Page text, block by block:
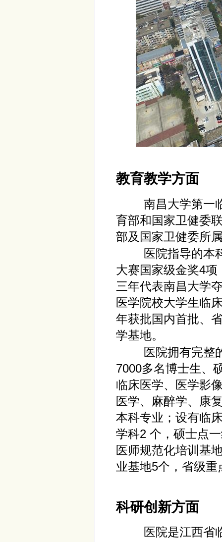
教育教学方面
南昌大学第一
育部和国家卫健委
部及国家卫健委所
医院指导的本
大赛国家级金奖4项
三年代表南昌大学
医学院校大学生临
年获批国内首批、
学基地。
医院拥有完整
7000多名博士生、
临床医学、医学影
医学、麻醉学、康
本科专业；设有临
学科2 个，硕士点
医师规范化培训基
业基地5个，省级
科研创新方面
医院是江西省临